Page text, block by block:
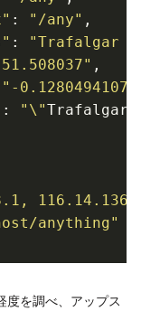
: "/any" ,
:
"Trafalgar
,
"-
: "\"Trafalgar
anything"
度を調べ、アップス